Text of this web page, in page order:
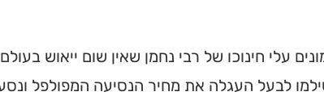
עלי חינוכו של רבי נחמן שאין שום ייאוש
לבעל העגלה את מחיר הנסיעה המפולפל